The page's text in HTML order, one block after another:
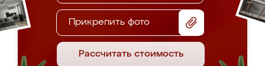
Прикрепить фото
Рассчитать стоимость